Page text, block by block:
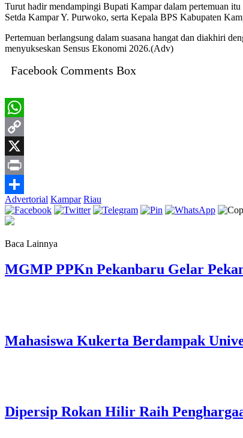
Turut hadir mendampingi Bupati Kampar dalam pertemuan
Setda Kampar Y. Purwoko, serta Kepala BPS Kabupaten
Pertemuan berlangsung dalam suasana hangat dan diakhiri
menyukseskan Sensus Ekonomi 2026.(Adv)
Facebook Comments Box
WhatsApp
Copy
Link
X
Print
Share
Advertorial Kampar Riau
Baca Lainnya
MGMP PPKn Pekanbaru Gelar
Mahasiswa Kukerta Berdampak
Dipersip Rokan Hilir Raih